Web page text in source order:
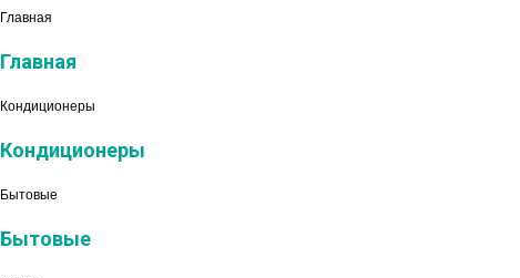
Главная
Главная
Кондиционеры
Кондиционеры
Бытовые
Бытовые